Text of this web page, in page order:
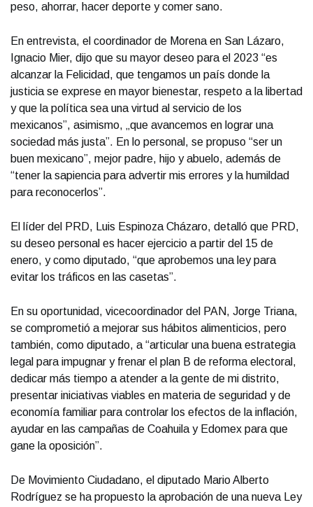
peso, ahorrar, hacer deporte y comer sano.
En entrevista, el coordinador de Morena en San Lázaro,
Ignacio Mier, dijo que su mayor deseo para el 2023 “es
alcanzar la Felicidad, que tengamos un país donde la
justicia se exprese en mayor bienestar, respeto a la libertad
y que la política sea una virtud al servicio de los
mexicanos”, asimismo, „que avancemos en lograr una
sociedad más justa”. En lo personal, se propuso “ser un
buen mexicano”, mejor padre, hijo y abuelo, además de
“tener la sapiencia para advertir mis errores y la humildad
para reconocerlos”.
El líder del PRD, Luis Espinoza Cházaro, detalló que PRD,
su deseo personal es hacer ejercicio a partir del 15 de
enero, y como diputado, “que aprobemos una ley para
evitar los tráficos en las casetas”.
En su oportunidad, vicecoordinador del PAN, Jorge Triana,
se comprometió a mejorar sus hábitos alimenticios, pero
también, como diputado, a “articular una buena estrategia
legal para impugnar y frenar el plan B de reforma electoral,
dedicar más tiempo a atender a la gente de mi distrito,
presentar iniciativas viables en materia de seguridad y de
economía familiar para controlar los efectos de la inflación,
ayudar en las campañas de Coahuila y Edomex para que
gane la oposición”.
De Movimiento Ciudadano, el diputado Mario Alberto
Rodríguez se ha propuesto la aprobación de una nueva Ley